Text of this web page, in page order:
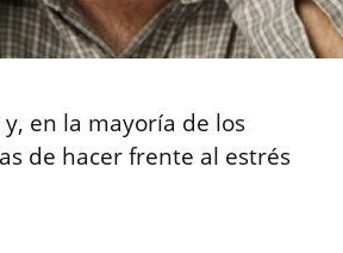
en la mayoría de los
de hacer frente al estrés